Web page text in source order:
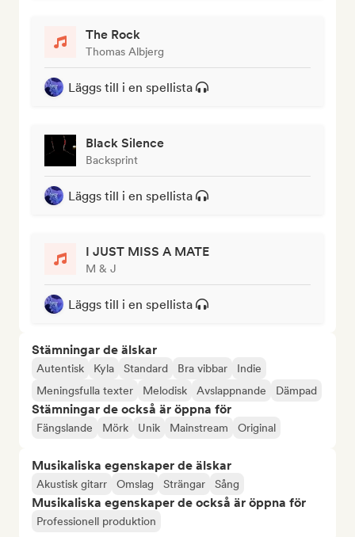
The Rock
Thomas Albjerg
Läggs till i en spellista
Black Silence
Backsprint
Läggs till i en spellista
I JUST MISS A MATE
M & J
Läggs till i en spellista
Stämningar de älskar
Autentisk Kyla Standard Bra vibbar
Indie
Meningsfulla texter
Melodisk Avslappnande Dämpad
Stämningar de också är öppna för
Fängslande Mörk Unik Mainstream Original
Musikaliska egenskaper de älskar
Akustisk gitarr Omslag Strängar Sång
Musikaliska egenskaper de också är öppna för
Professionell produktion